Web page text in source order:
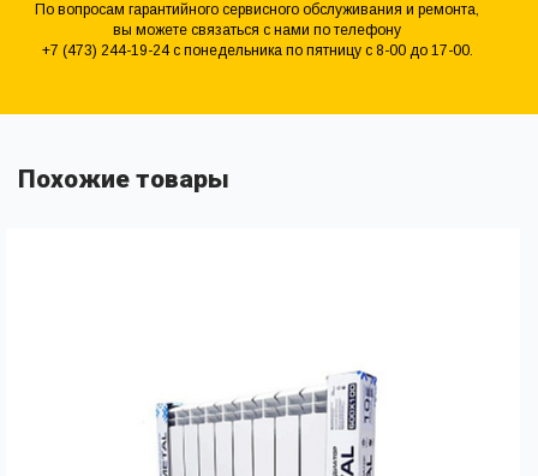
По вопросам гарантийного сервисного обслуживания и ремонта,
вы можете связаться с нами по телефону
+7 (473) 244-19-24 с понедельника по пятницу с 8-00 до 17-00.
Похожие товары